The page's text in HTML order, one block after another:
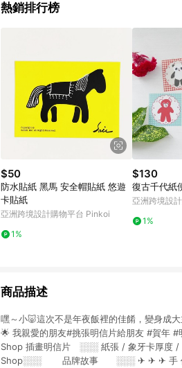
熱銷排行榜
$50
防水貼紙 黑馬 安全帽貼紙 悠遊
卡貼紙
亞洲跨境設計購物平台 Pinkoi
1%
$130
復古千代紙
亞洲跨境設
1%
商品描述
嘿～小🐷這次不是年夜飯裡的佳餚，變身成
🌟 我親愛的朋友#挑張明信片給朋友 #賀
Shop 插畫明信片 ░░░ 紙張 / 象牙卡厚度 /
Shop░░░ 品牌故事 ░░░ ✈ ✈ ✈ 手 作 •